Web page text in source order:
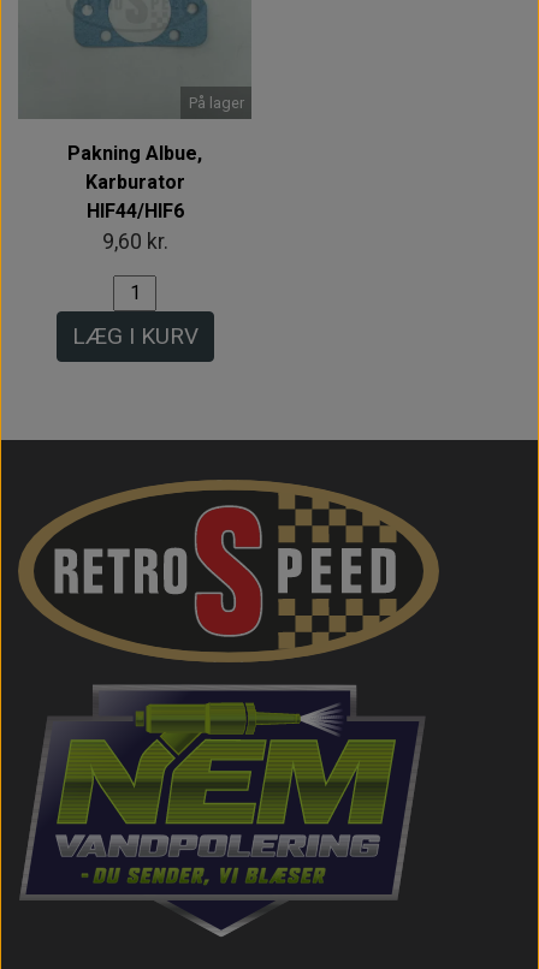
På lager
Pakning Albue,
Karburator
HIF44/HIF6
9,60 kr.
LÆG I KURV